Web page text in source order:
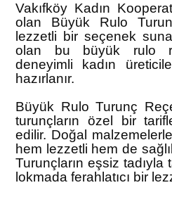
Vakıfköy Kadın
olan Büyük Rulo
lezzetli bir seçenek
olan bu büyük rulo
deneyimli kadın
hazırlanır.
Büyük Rulo Turunç
turunçların özel bir
edilir. Doğal
hem lezzetli hem de
Turunçların eşsiz tadıyla
lokmada ferahlatıcı bir